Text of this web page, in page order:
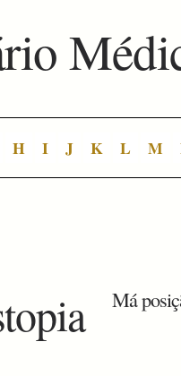
H I J K L M
Má